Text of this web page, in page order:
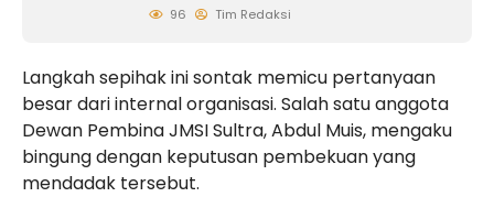
96 Tim Redaksi
Langkah sepihak ini sontak memicu pertanyaan
besar dari internal organisasi. Salah satu anggota
Dewan Pembina JMSI Sultra, Abdul Muis, mengaku
bingung dengan keputusan pembekuan yang
mendadak tersebut.